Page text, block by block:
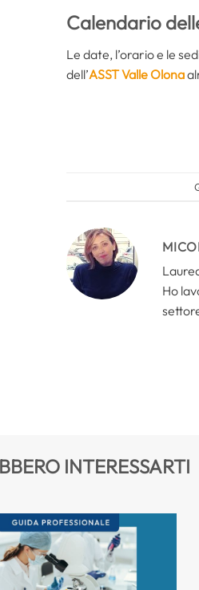
Calendario
Le date, l’orario e le
dell’ASST Valle Olona
Ho
INTERESSARTI